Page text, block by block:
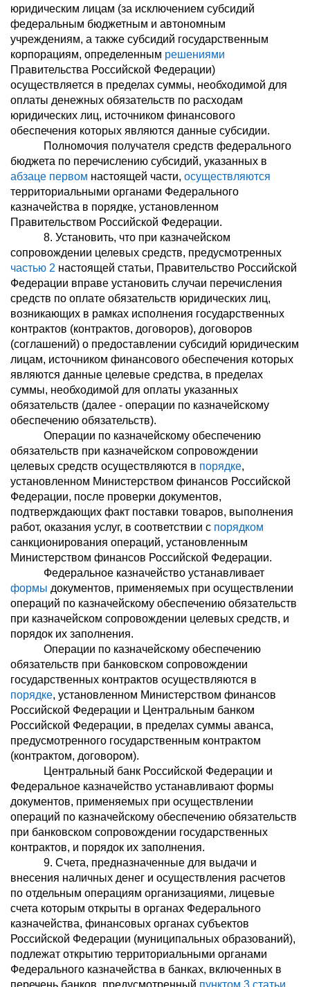
юридическим лицам (за исключением субсидий
федеральным бюджетным и автономным
учреждениям, а также субсидий государственным
корпорациям, определенным решениями
Правительства Российской Федерации)
осуществляется в пределах суммы, необходимой для
оплаты денежных обязательств по расходам
юридических лиц, источником финансового
обеспечения которых являются данные субсидии.
Полномочия получателя средств федерального
бюджета по перечислению субсидий, указанных в
абзаце первом настоящей части, осуществляются
территориальными органами Федерального
казначейства в порядке, установленном
Правительством Российской Федерации.
8. Установить, что при казначейском
сопровождении целевых средств, предусмотренных
частью 2 настоящей статьи, Правительство Российской
Федерации вправе установить случаи перечисления
средств по оплате обязательств юридических лиц,
возникающих в рамках исполнения государственных
контрактов (контрактов, договоров), договоров
(соглашений) о предоставлении субсидий юридическим
лицам, источником финансового обеспечения которых
являются данные целевые средства, в пределах
суммы, необходимой для оплаты указанных
обязательств (далее - операции по казначейскому
обеспечению обязательств).
Операции по казначейскому обеспечению
обязательств при казначейском сопровождении
целевых средств осуществляются в порядке,
установленном Министерством финансов Российской
Федерации, после проверки документов,
подтверждающих факт поставки товаров, выполнения
работ, оказания услуг, в соответствии с порядком
санкционирования операций, установленным
Министерством финансов Российской Федерации.
Федеральное казначейство устанавливает
формы документов, применяемых при осуществлении
операций по казначейскому обеспечению обязательств
при казначейском сопровождении целевых средств, и
порядок их заполнения.
Операции по казначейскому обеспечению
обязательств при банковском сопровождении
государственных контрактов осуществляются в
порядке, установленном Министерством финансов
Российской Федерации и Центральным банком
Российской Федерации, в пределах суммы аванса,
предусмотренного государственным контрактом
(контрактом, договором).
Центральный банк Российской Федерации и
Федеральное казначейство устанавливают формы
документов, применяемых при осуществлении
операций по казначейскому обеспечению обязательств
при банковском сопровождении государственных
контрактов, и порядок их заполнения.
9. Счета, предназначенные для выдачи и
внесения наличных денег и осуществления расчетов
по отдельным операциям организациями, лицевые
счета которым открыты в органах Федерального
казначейства, финансовых органах субъектов
Российской Федерации (муниципальных образований),
подлежат открытию территориальными органами
Федерального казначейства в банках, включенных в
перечень банков, предусмотренный пунктом 3 статьи